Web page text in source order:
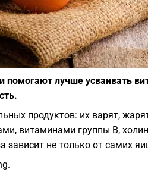
помогают лучше усваивать
продуктов: их варят,
витаминами группы B,
не только от самих